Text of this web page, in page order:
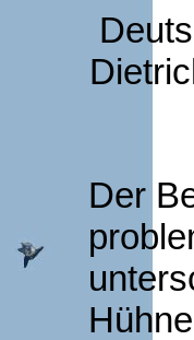
Der